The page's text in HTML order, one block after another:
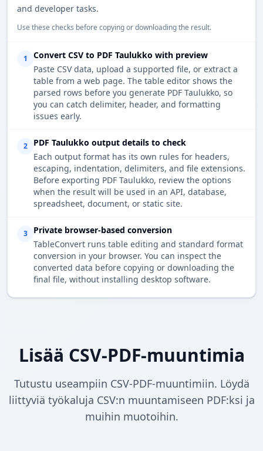
and developer tasks.
Use these checks before copying or downloading the result.
1
Convert CSV to PDF Taulukko with preview
Paste CSV data, upload a supported file, or extract a
table from a web page. The table editor shows the
parsed rows before you generate PDF Taulukko, so
you can catch delimiter, header, and formatting
issues early.
2
PDF Taulukko output details to check
Each output format has its own rules for headers,
escaping, indentation, delimiters, and file extensions.
Before exporting PDF Taulukko, review the options
when the result will be used in an API, database,
spreadsheet, document, or static site.
3
Private browser-based conversion
TableConvert runs table editing and standard format
conversion in your browser. You can inspect the
converted data before copying or downloading the
final file, without installing desktop software.
Lisää CSV-PDF-muuntimia
Tutustu useampiin CSV-PDF-muuntimiin. Löydä
liittyviä työkaluja CSV:n muuntamiseen PDF:ksi ja
muihin muotoihin.